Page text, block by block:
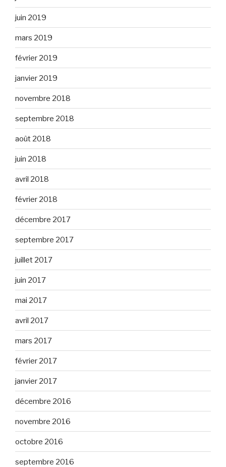
juin 2019
mars 2019
février 2019
janvier 2019
novembre 2018
septembre 2018
août 2018
juin 2018
avril 2018
février 2018
décembre 2017
septembre 2017
juillet 2017
juin 2017
mai 2017
avril 2017
mars 2017
février 2017
janvier 2017
décembre 2016
novembre 2016
octobre 2016
septembre 2016